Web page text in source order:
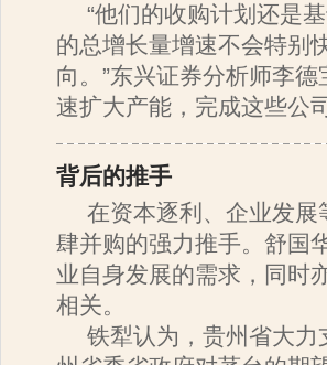
“他们的收购计划还是
的总增长量增速不会特别
向。”东兴证券分析师李
速扩大产能，完成这些公
背后的推手
在资本逐利、企业发
肆并购的强力推手。舒国
业自身发展的需求，同时
相关。
铁犁认为，贵州省大